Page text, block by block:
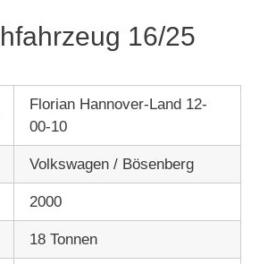
16/25
Florian Hannover-Land 12-
00-10
Volkswagen / Bösenberg
2000
18 Tonnen